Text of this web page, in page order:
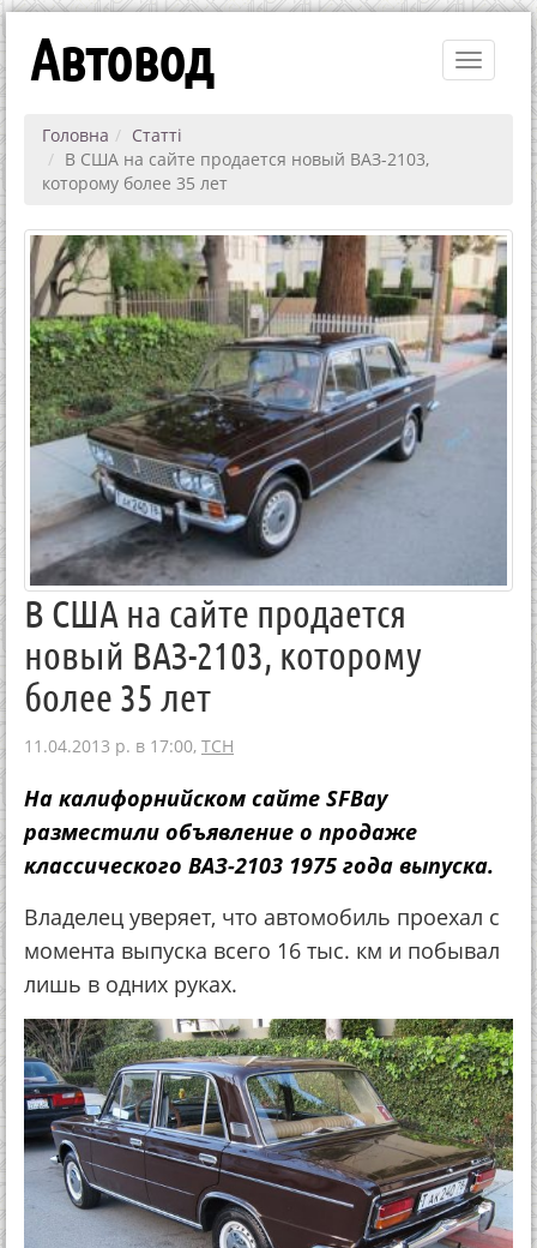
Toggle
Автовод
Головна
Статті
В США на сайте продается новый ВАЗ-2103,
которому более 35 лет
В США на сайте продается
новый ВАЗ-2103, которому
более 35 лет
11.04.2013 р. в 17:00, ТСН
На калифорнийском сайте SFBay
разместили объявление о продаже
классического ВАЗ-2103 1975 года выпуска.
Владелец уверяет, что автомобиль проехал с
момента выпуска всего 16 тыс. км и побывал
лишь в одних руках.